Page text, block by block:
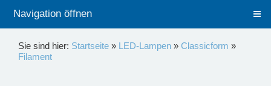
Navigation öffnen
Sie sind hier: Startseite » LED-Lampen » Classicform »
Filament